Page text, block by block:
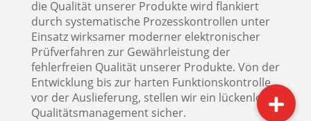
die Qualität unserer Produkte wird flankiert
durch systematische Prozesskontrollen unter
Einsatz wirksamer moderner elektronischer
Prüfverfahren zur Gewährleistung der
fehlerfreien Qualität unserer Produkte. Von der
Entwicklung bis zur harten Funktionskontrolle
vor der Auslieferung, stellen wir ein lückenloses
Qualitätsmanagement sicher.